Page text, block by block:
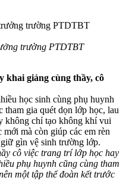
trường PTDTBT
khai giảng cùng thầy, cô
học sinh cùng phụ huynh
gia quét dọn lớp học, lau
không chỉ tạo không khí vui
mà còn giúp các em rèn
gìn vệ sinh trường lớp.
cô việc trang trí lớp học hay
phụ huynh cũng cùng tham
một tập thể đoàn kết trước